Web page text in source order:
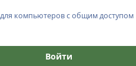
компьютеров с общим доступом
Войти